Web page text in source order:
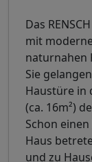
Das
mit
naturnahen
Sie
Haustüre in
(ca. 16m²)
Schon
Haus
und zu